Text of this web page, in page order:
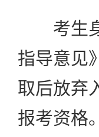
考生身
指导意见
取后放弃
报考资格。